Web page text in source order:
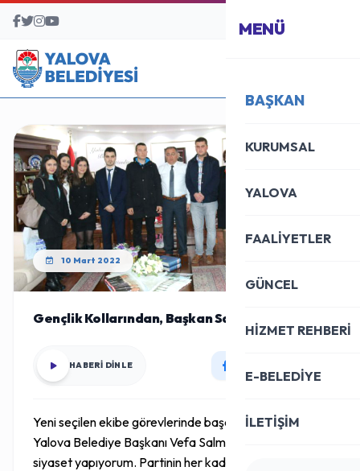
BAŞVURU MERKEZİ
MENÜ
BAŞKAN
KURUMSAL
YALOVA
FAALİYETLER
GÜNCEL
HİZMET REHBERİ
E-BELEDİYE
İLETİŞİM
10 Mart 2022
Gençlik Kollarından, Başkan Salman’a Ziyaret
HABERİ DİNLE
Yeni seçilen ekibe görevlerinde başarılar dileyen
Yalova Belediye Başkanı Vefa Salman; “25 yıldır
siyaset yapıyorum. Partinin her kademesinde görev